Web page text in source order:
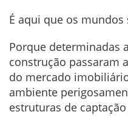
É aqui que os mundos
Porque determinadas
construção passaram
do mercado
ambiente
estruturas de